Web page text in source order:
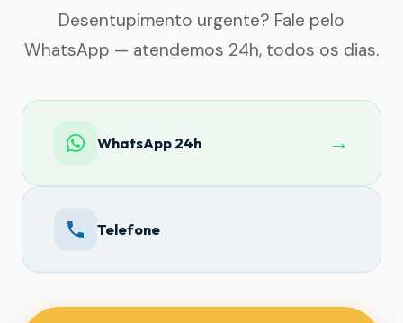
Desentupimento urgente? Fale pelo
WhatsApp — atendemos 24h, todos os dias.
WhatsApp 24h →
Telefone